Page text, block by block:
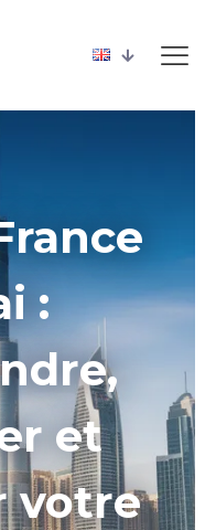
:
et
votre